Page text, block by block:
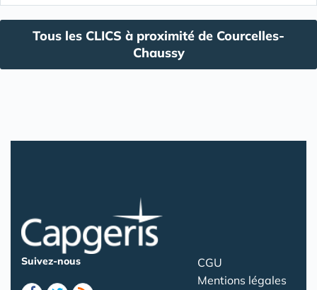
Tous les CLICS à proximité de Courcelles-
Chaussy
Suivez-nous
CGU
Mentions légales